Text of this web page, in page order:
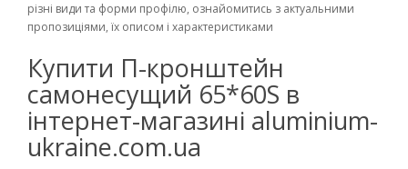
різні види та форми профілю, ознайомитись з актуальними
пропозиціями, їх описом і характеристиками
Купити П-кронштейн
самонесущий 65*60S в
інтернет-магазині aluminium-
ukraine.com.ua